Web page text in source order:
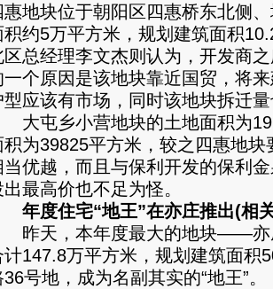
惠地块位于朝阳区四惠桥东北侧
积约5万平方米，规划建筑面积
区总经理李文杰则认为，开发商
一个原因是该地块靠近国贸，将
型应该有市场，同时该地块拆迁
屯乡小营地块的土地面积为
积为39825平方米，较之四惠地
当优越，而且与保利开发的保利
出最高价也不足为怪。
年度住宅“地王”在亦庄推出(相
天，本年度最大的地块——亦
计147.8万平方米，规划建筑面积
36号地，成为名副其实的“地王”。